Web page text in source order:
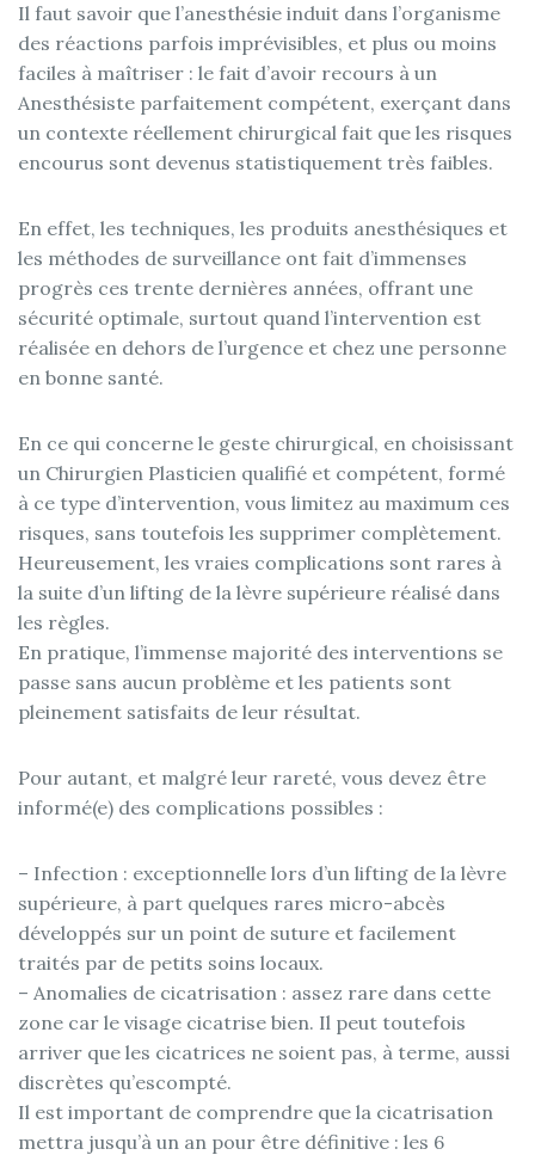
Il faut savoir que l’anesthésie induit dans l’organisme
des réactions parfois imprévisibles, et plus ou moins
faciles à maîtriser : le fait d’avoir recours à un
Anesthésiste parfaitement compétent, exerçant dans
un contexte réellement chirurgical fait que les risques
encourus sont devenus statistiquement très faibles.
En effet, les techniques, les produits anesthésiques et
les méthodes de surveillance ont fait d’immenses
progrès ces trente dernières années, offrant une
sécurité optimale, surtout quand l’intervention est
réalisée en dehors de l’urgence et chez une personne
en bonne santé.
En ce qui concerne le geste chirurgical, en choisissant
un Chirurgien Plasticien qualifié et compétent, formé
à ce type d’intervention, vous limitez au maximum ces
risques, sans toutefois les supprimer complètement.
Heureusement, les vraies complications sont rares à
la suite d’un lifting de la lèvre supérieure réalisé dans
les règles.
En pratique, l’immense majorité des interventions se
passe sans aucun problème et les patients sont
pleinement satisfaits de leur résultat.
Pour autant, et malgré leur rareté, vous devez être
informé(e) des complications possibles :
– Infection : exceptionnelle lors d’un lifting de la lèvre
supérieure, à part quelques rares micro-abcès
développés sur un point de suture et facilement
traités par de petits soins locaux.
– Anomalies de cicatrisation : assez rare dans cette
zone car le visage cicatrise bien. Il peut toutefois
arriver que les cicatrices ne soient pas, à terme, aussi
discrètes qu’escompté.
Il est important de comprendre que la cicatrisation
mettra jusqu’à un an pour être définitive : les 6